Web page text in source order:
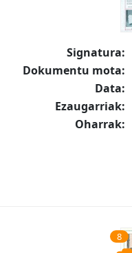
Signatura:
Dokumentu mota:
Data:
Ezaugarriak:
Oharrak:
8